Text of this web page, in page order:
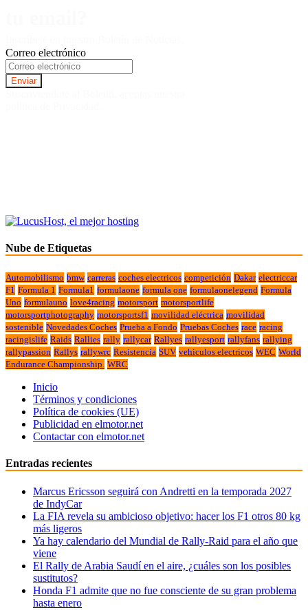
Correo electrónico
Nube de Etiquetas
Automobilismo bmw carreras coches electricos competición Dakar electriccar
F1 Formula 1 Formula1 formulaone formula one formulaonelegend Formula
Uno formulauno love4racing motorsport motorsportlife
motorsportphotography motorsportsf1 movilidad eléctrica movilidad
sostenible Novedades Coches Prueba a Fondo Pruebas Coches race racing
racingislife Raids Rallies rally rallycar Rallyes rallyesport rallyfans rallying
rallypassion Rallys rallywrc Resistencia SUV vehiculos electricos WEC World
Endurance Championship. WRC
Inicio
Términos y condiciones
Política de cookies (UE)
Publicidad en elmotor.net
Contactar con elmotor.net
Entradas recientes
Marcus Ericsson seguirá con Andretti en la temporada 2027
de IndyCar
La FIA revela su ambicioso objetivo: hacer los F1 otros 80 kg
más ligeros
Ya hay calendario del Mundial de Rally-Raid para el año que
viene
El Rally de Arabia Saudí en el aire, ¿cuáles son los posibles
sustitutos?
Honda F1 admite que no fue consciente de su gran problema
hasta enero